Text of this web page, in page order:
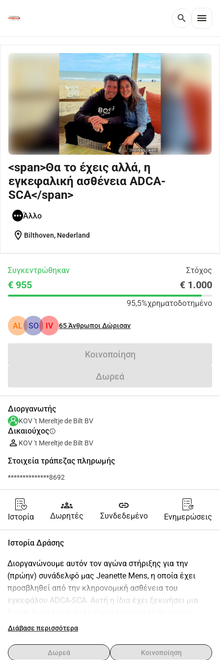
search menu
<span>Θα το έχεις αλλά, η
εγκεφαλική ασθένεια ADCA-
SCA</span>
Άλλο
location_on Bilthoven, Nederland
Συγκεντρώθηκαν Στόχος
€ 955 € 1.000
95,5%χρηματοδοτημένο
AL SO IV 65Άνθρωποι Δώρισαν
Κοινοποίηση
Δωρεά
Διοργανωτής
KOV 't Mereltje de Bilt BV
Δικαιούχοςinfo
KOV 't Mereltje de Bilt BV
Στοιχεία τράπεζας πληρωμής
**************8692
Ιστορία
groups
Δωρητές
link
Συνδεδεμένο Ενημερώσεις
Ιστορία Δράσης
Διοργανώνουμε αυτόν τον αγώνα στήριξης για την
(πρώην) συνάδελφό μας Jeanette Mens, η οποία έχει
προσβληθεί από την κληρονομική ασθένεια του
εγκεφάλου ADCA-SCA. Αυτή η ίδια έχει ξεκινήσει μια
ασθένεια-του-εγκεφάλου-ADCA-SCA , την οποία θα
είναι ότι το ADCA/SCA είναι μια πολύ σπάνια ασθένεια.
Διάβασε περισσότερα
Δωρεά Κοινοποίηση